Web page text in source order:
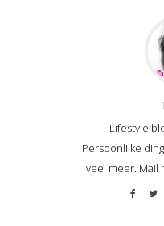
Lifestyle
Persoonlijke
veel meer. Mail